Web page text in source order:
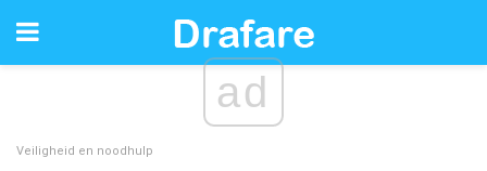
ad
Veiligheid en noodhulp